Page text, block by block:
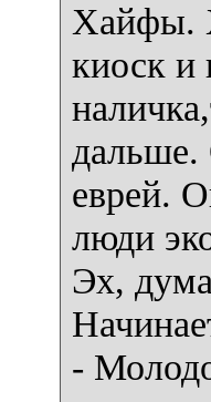
Хайфы.
киоск и
дальше.
еврей.
люди
Эх,
-